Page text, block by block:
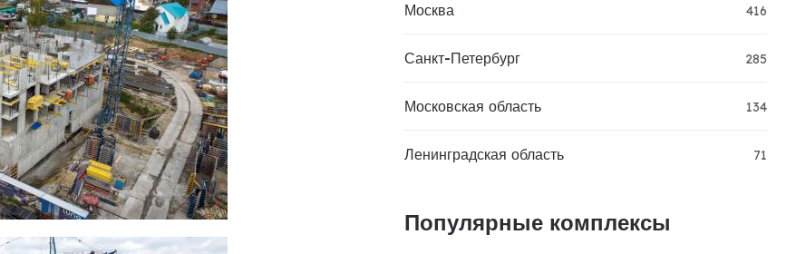
Москва 416
Санкт-Петербург 285
Московская область 134
Ленинградская область 71
Популярные комплексы